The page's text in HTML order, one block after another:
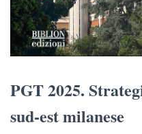
PGT 2025.
sud-est milanese